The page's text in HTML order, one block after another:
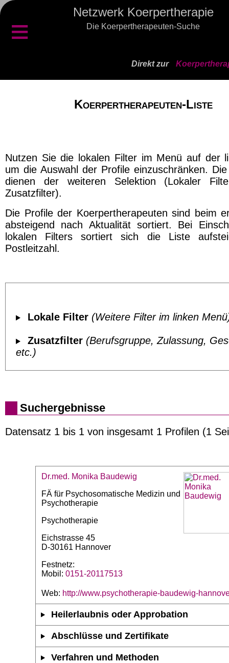
Netzwerk Koerpertherapie
Die Koerpertherapeuten-Suche
≡
Direkt zur
Koerpertherapeuten-Liste
Nutzen Sie die lokalen Filter im Menü auf der
um die Auswahl der Profile einzuschränken.
dienen der weiteren Selektion (Lokaler
Zusatzfilter).
Die Profile der Koerpertherapeuten sind beim
absteigend nach Aktualität sortiert. Bei
lokalen Filters sortiert sich die Liste
Postleitzahl.
Lokale Filter (Weitere Filter im linken
Zusatzfilter (Berufsgruppe, Zulassung,
etc.)
Suchergebnisse
Datensatz 1 bis 1 von insgesamt 1 Profilen (1
Dr.med. Monika Baudewig
FÄ für Psychosomatische Medizin und
Psychotherapie
Psychotherapie
Eichstrasse 45
D-30161 Hannover
Festnetz:
Mobil: 0151-20117513
Web: http://www.psychotherapie-baudewig-
Heilerlaubnis oder Approbation
Abschlüsse und Zertifikate
Verfahren und Methoden